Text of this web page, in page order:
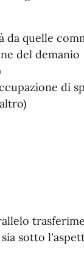
quelle
del demanio
di
sotto